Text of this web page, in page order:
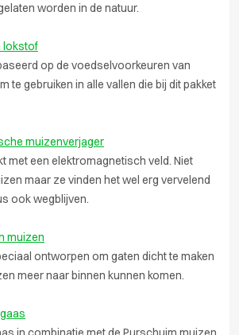
worden in de natuur.
lokstof
op de voedselvoorkeuren van
te gebruiken in alle vallen die bij dit pakket
muizenverjager
met een elektromagnetisch veld. Niet
maar ze vinden het wel erg vervelend
ook wegblijven.
muizen
ontworpen om gaten dicht te maken
meer naar binnen kunnen komen.